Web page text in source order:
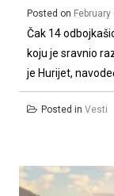
Posted on
Čak 14
koju je sravnio
je Hurijet,
Posted in Vesti